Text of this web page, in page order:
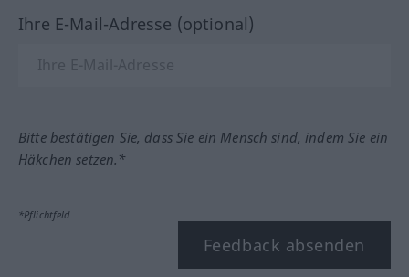
Ihre E-Mail-Adresse (optional)
Bitte bestätigen Sie, dass Sie ein Mensch sind, indem Sie ein
Häkchen setzen.*
*Pflichtfeld
Feedback absenden